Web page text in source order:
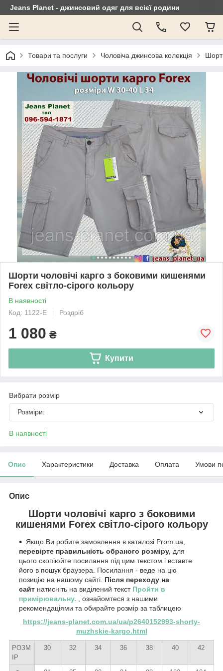
Jeans Planet - джинсовий одяг для всієї родини
Товари та послуги Чоловіча джинсова колекція
Шорти чоловічі карго з боковими кишенями
Forex світло-сірого кольору
В наявності
Код: 1122-Е
Роздріб
1 080 ₴
Купити
Вибрати розмір
Розміри:
В наявності
Опис Характеристики Доставка Оплата Умови
Опис
Шорти чоловічі карго з боковими
кишенями Forex світло-сірого кольору
Якщо Ви робите замовлення в каталозі Prom.ua,
перевірте правильність обраного розміру, для
цього скопіюйте посилання під цим текстом і вставте
його в пошук браузера. Посилання - веде на цю
позицію на нашому сайті. Після переходу на
сайт натисніть на виділений текст Пройти в
примірювальну. , ознайомтеся з нашими
рекомендаціями та обирайте розмір за таблицею
https://jeans-planet.com.ua/ua/p2640152993-shorty-
muzhskie-kargo.html
РОЗМ
ІР
30 32 34 36 38 40 42